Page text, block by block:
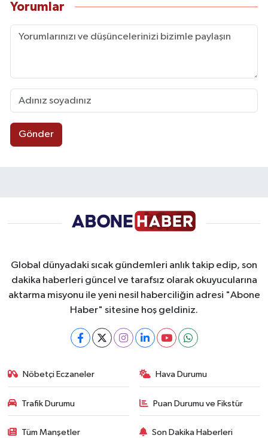
Yorumlar
Gönder
Global dünyadaki sıcak gündemleri anlık takip edip, son
dakika haberleri güncel ve tarafsız olarak okuyucularına
aktarma misyonu ile yeni nesil haberciliğin adresi "Abone
Haber" sitesine hoş geldiniz.
Nöbetçi Eczaneler Hava Durumu
Trafik Durumu Puan Durumu ve Fikstür
Tüm Manşetler Son Dakika Haberleri